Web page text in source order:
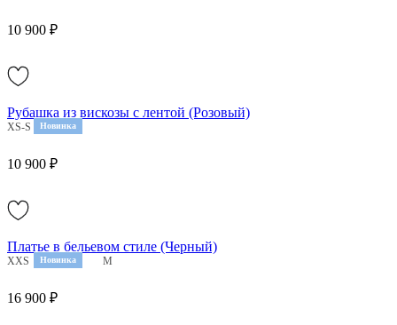
10 900 ₽
Новинка
Рубашка из вискозы с лентой (Розовый)
XS-S M-L
10 900 ₽
Новинка
Платье в бельевом стиле (Черный)
XXS XS S M
16 900 ₽